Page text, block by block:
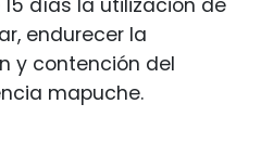
endurecer la
y contención del
mapuche.